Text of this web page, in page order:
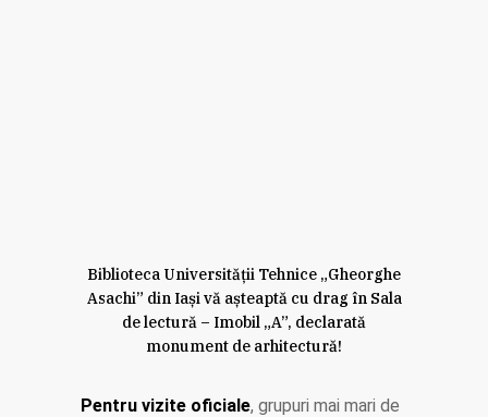
Biblioteca Universității Tehnice „Gheorghe
Asachi” din Iași vă așteaptă cu drag în Sala
de lectură – Imobil „A”, declarată
monument de arhitectură!
Pentru vizite oficiale, grupuri mai mari de